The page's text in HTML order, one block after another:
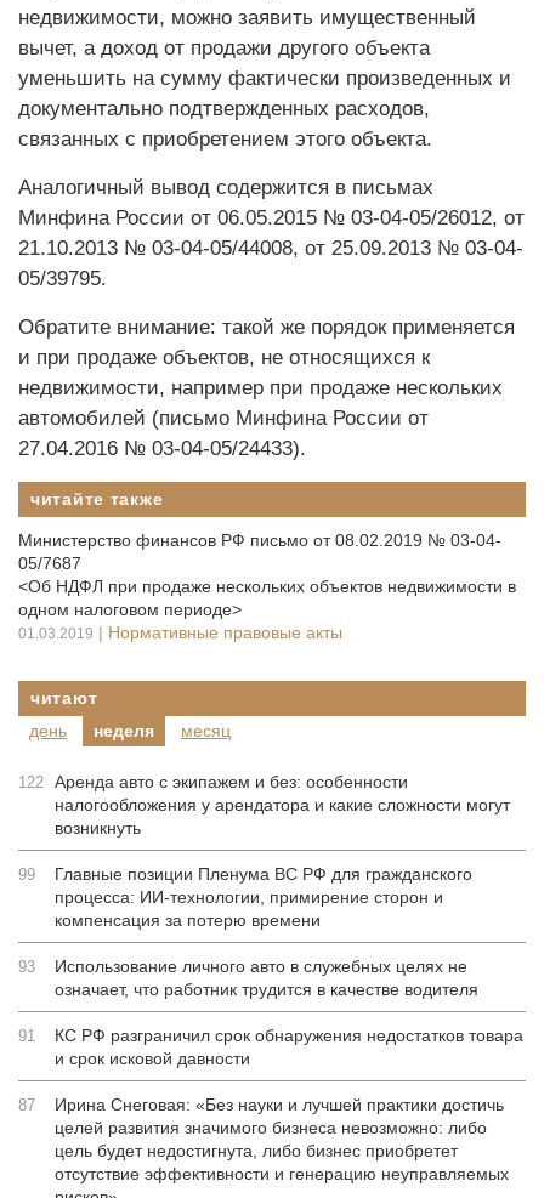
недвижимости, можно заявить имущественный
вычет, а доход от продажи другого объекта
уменьшить на сумму фактически произведенных и
документально подтвержденных расходов,
связанных с приобретением этого объекта.
Аналогичный вывод содержится в письмах
Минфина России от 06.05.2015 № 03-04-05/26012, от
21.10.2013 № 03-04-05/44008, от 25.09.2013 № 03-04-
05/39795.
Обратите внимание: такой же порядок применяется
и при продаже объектов, не относящихся к
недвижимости, например при продаже нескольких
автомобилей (письмо Минфина России от
27.04.2016 № 03-04-05/24433).
читайте также
Министерство финансов РФ письмо от 08.02.2019 № 03-04-
05/7687
<Об НДФЛ при продаже нескольких объектов недвижимости в
одном налоговом периоде>
01.03.2019 | Нормативные правовые акты
читают
день
неделя месяц
122 Аренда авто с экипажем и без: особенности
налогообложения у арендатора и какие сложности могут
возникнуть
99
Главные позиции Пленума ВС РФ для гражданского
процесса: ИИ-технологии, примирение сторон и
компенсация за потерю времени
93
Использование личного авто в служебных целях не
означает, что работник трудится в качестве водителя
91
КС РФ разграничил срок обнаружения недостатков товара
и срок исковой давности
87
Ирина Снеговая: «Без науки и лучшей практики достичь
целей развития значимого бизнеса невозможно: либо
цель будет недостигнута, либо бизнес приобретет
отсутствие эффективности и генерацию неуправляемых